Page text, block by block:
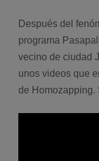
Después del
programa
vecino de ciudad
unos videos que
de Homozapping.